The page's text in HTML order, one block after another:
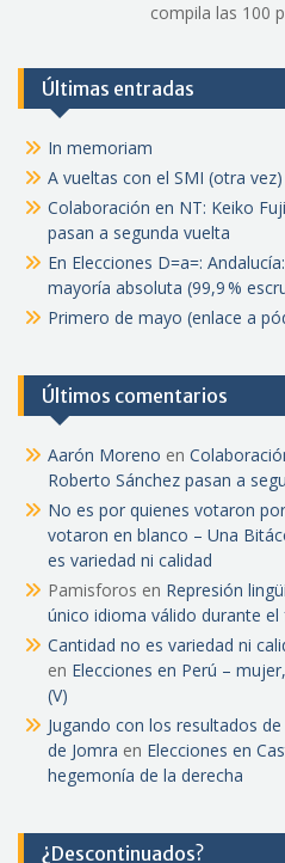
compila las 100
Últimas entradas
In memoriam
A vueltas con el SMI (otra vez)
Colaboración en NT: Keiko
pasan a segunda vuelta
En Elecciones D=a=:
mayoría absoluta (99,9 %
Primero de mayo (enlace a
Últimos comentarios
Aarón Moreno en
Roberto Sánchez pasan a
No es por quienes votaron
votaron en blanco – Una
es variedad ni calidad
Pamisforos en Represión
único idioma válido durante el
Cantidad no es variedad ni
en Elecciones en Perú –
(V)
Jugando con los resultados
de Jomra en Elecciones en
hegemonía de la derecha
¿Descontinuados?